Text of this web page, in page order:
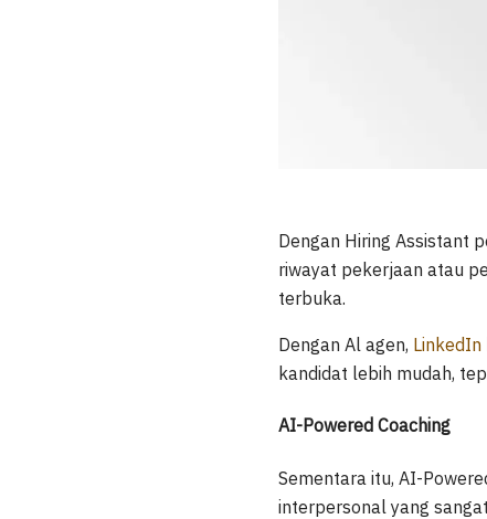
Dengan Hiring Assistant
riwayat pekerjaan atau
terbuka.
Dengan Al agen, LinkedIn
kandidat lebih mudah,
AI-Powered Coaching
Sementara itu, AI-
interpersonal yang